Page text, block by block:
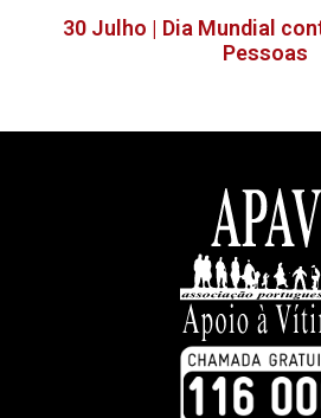
30 Julho | Dia Mundial
Pessoas